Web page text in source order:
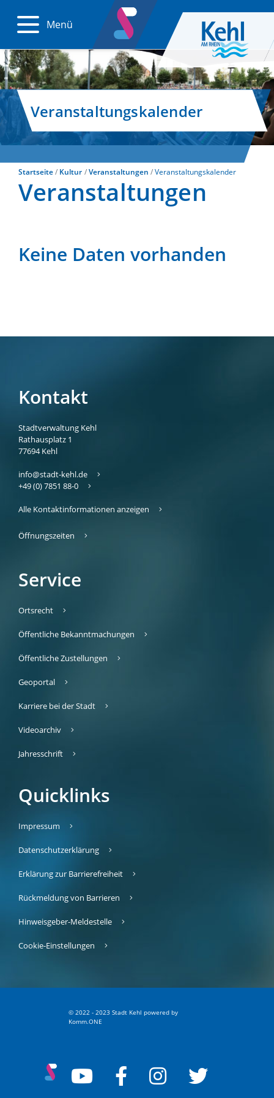
Menü
Veranstaltungskalender
Startseite Kultur Veranstaltungen Veranstaltungskalender
Veranstaltungen
Keine Daten vorhanden
Kontakt
Stadtverwaltung Kehl
Rathausplatz 1
77694 Kehl
info@stadt-kehl.de
+49 (0) 7851 88-0
Alle Kontaktinformationen anzeigen
Öffnungszeiten
Service
Ortsrecht
Öffentliche Bekanntmachungen
Öffentliche Zustellungen
Geoportal
Karriere bei der Stadt
Videoarchiv
Jahresschrift
Quicklinks
Impressum
Datenschutzerklärung
Erklärung zur Barrierefreiheit
Rückmeldung von Barrieren
Hinweisgeber-Meldestelle
Cookie-Einstellungen
© 2022 - 2023 Stadt Kehl powered by
Komm.ONE